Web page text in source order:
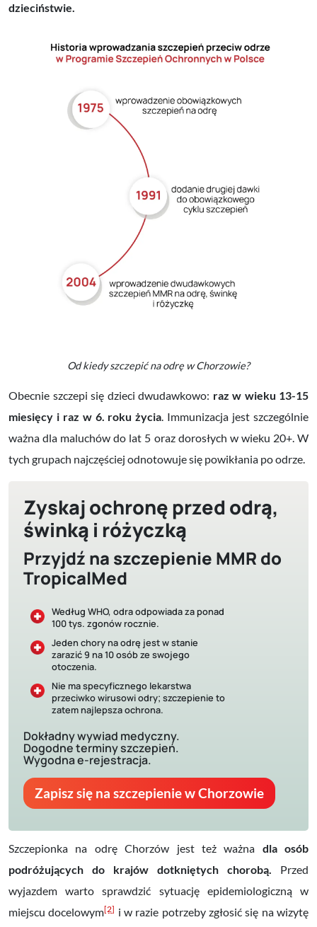
dzieciństwie.
Od kiedy szczepić na odrę w Chorzowie?
Obecnie szczepi się dzieci dwudawkowo: raz w wieku 13-15
miesięcy i raz w 6. roku życia. Immunizacja jest szczególnie
ważna dla maluchów do lat 5 oraz dorosłych w wieku 20+. W
tych grupach najczęściej odnotowuje się powikłania po odrze.
Zyskaj ochronę przed odrą,
świnką i różyczką
Przyjdź na szczepienie MMR do
TropicalMed
Według WHO, odra odpowiada za ponad
100 tys. zgonów rocznie.
Jeden chory na odrę jest w stanie
zarazić 9 na 10 osób ze swojego
otoczenia.
Nie ma specyficznego lekarstwa
przeciwko wirusowi odry; szczepienie to
zatem najlepsza ochrona.
Dokładny wywiad medyczny.
Dogodne terminy szczepień.
Wygodna e-rejestracja.
Zapisz się na szczepienie w Chorzowie
Szczepionka na odrę Chorzów jest też ważna dla osób
podróżujących do krajów dotkniętych chorobą. Przed
wyjazdem warto sprawdzić sytuację epidemiologiczną w
miejscu docelowym[2] i w razie potrzeby zgłosić się na wizytę